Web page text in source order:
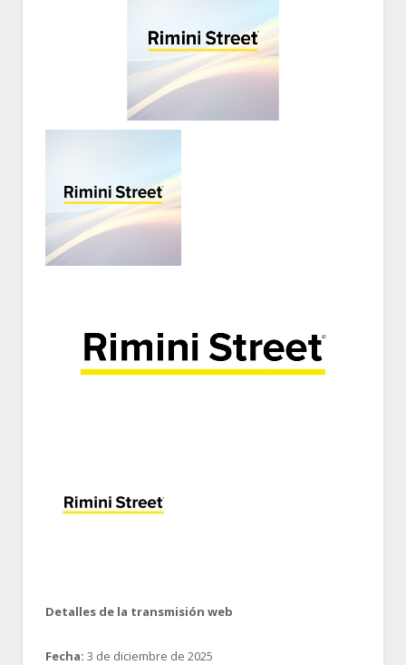
Detalles de la transmisión web
Fecha: 3 de diciembre de 2025